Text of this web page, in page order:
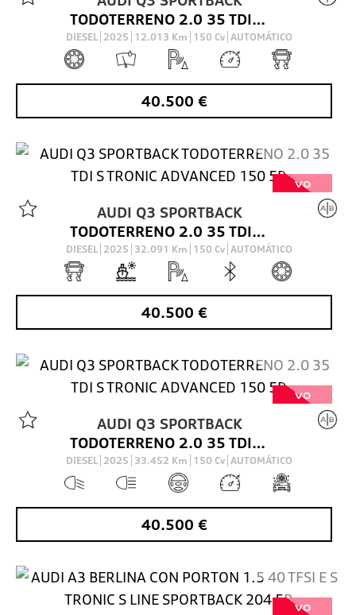
TODOTERRENO 2.0 35 TDI S TRONIC ADVANCED 150 5P
DIESEL 2025 12.013 Km 150 Cv AUTOMÁTICO
40.500 €
VO
AUDI Q3 SPORTBACK
TODOTERRENO 2.0 35 TDI S TRONIC ADVANCED 150 5P
DIESEL 2025 32.091 Km 150 Cv AUTOMÁTICO
40.500 €
VO
AUDI Q3 SPORTBACK
TODOTERRENO 2.0 35 TDI S TRONIC ADVANCED 150 5P
DIESEL 2025 33.452 Km 150 Cv AUTOMÁTICO
40.500 €
VO